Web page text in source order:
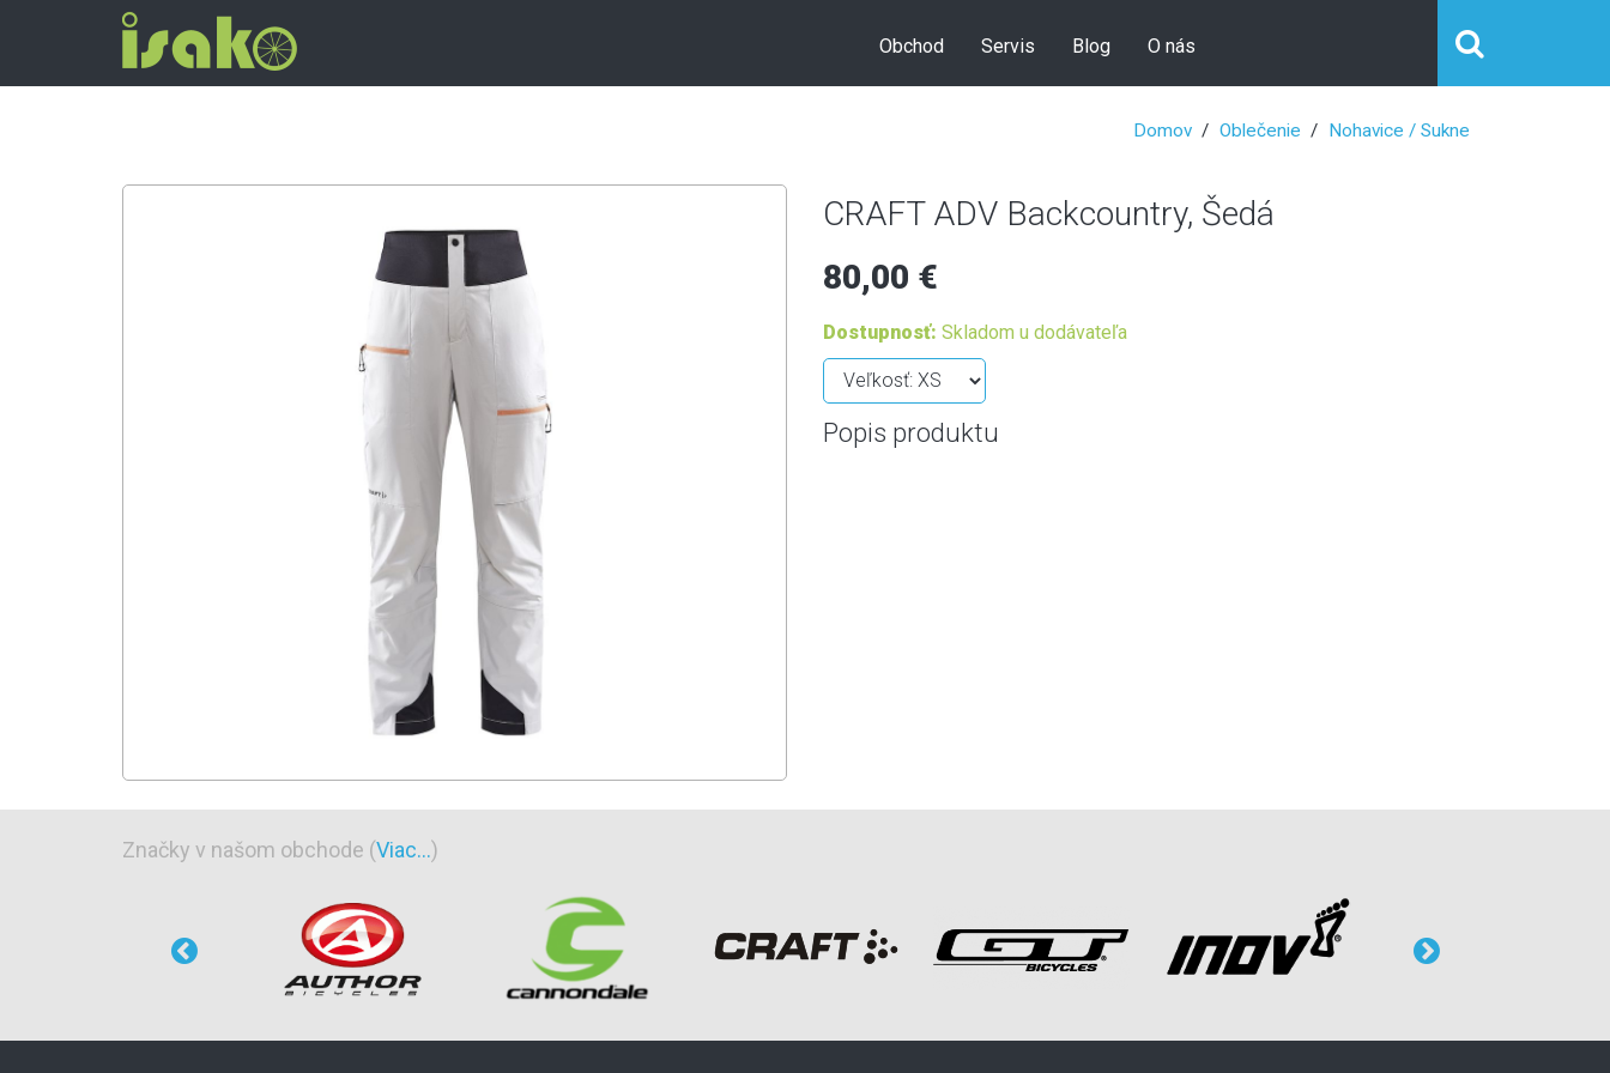
Obchod Servis Blog O nás
Domov Oblečenie Nohavice / Sukne
CRAFT ADV Backcountry, Šedá
80,00 €
Dostupnosť: Skladom u dodávateľa
Popis produktu
Značky v našom obchode (Viac...)